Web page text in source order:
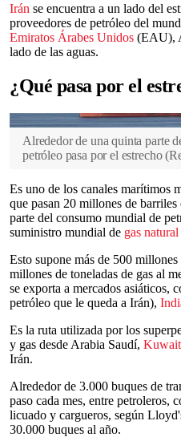
Irán se encuentra a un lado del
proveedores de petróleo del
Emiratos Árabes Unidos (EAU),
lado de las aguas.
¿Qué pasa por el
Alrededor de una quinta parte
petróleo pasa por el estrecho (
Es uno de los canales marítimos
que pasan 20 millones de
parte del consumo mundial de
suministro mundial de gas natural
Esto supone más de 500
millones de toneladas de gas al
se exporta a mercados asiáticos,
petróleo que le queda a Irán),
Es la ruta utilizada por los
y gas desde Arabia Saudí, Kuwait
Irán.
Alrededor de 3.000 buques de
paso cada mes, entre petroleros,
licuado y cargueros, según
30.000 buques al año.